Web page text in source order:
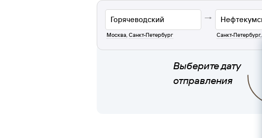
Москва, Санкт-Петербург Санкт-Петербург,
Выберите дату
отправления